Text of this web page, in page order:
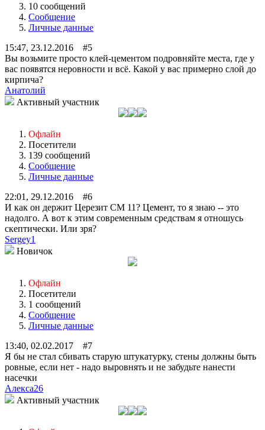
10 сообщений
Сообщение
Личные данные
15:47, 23.12.2016 #5
Вы возьмите просто клей-цементом подровняйте места, где у
вас появятся неровности и всё. Какой у вас примерно слой до
кирпича?
Анатолий
Активный участник
Офлайн
Посетители
139 сообщений
Сообщение
Личные данные
22:01, 29.12.2016 #6
И как он держит Церезит СМ 11? Цемент, то я знаю -- это
надолго. А вот к этим современным средствам я отношусь
скептически. Или зря?
Sergey1
Новичок
Офлайн
Посетители
1 сообщений
Сообщение
Личные данные
13:40, 02.02.2017 #7
Я бы не стал сбивать старую штукатурку, стены должны быть
ровные, если нет - надо выровнять и не забудьте нанести
насечки
Алекса26
Активный участник